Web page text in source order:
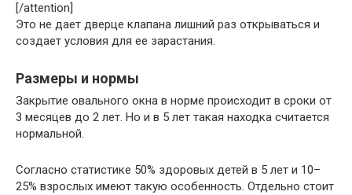
[/attention]
Это не дает дверце клапана лишний раз открываться и
создает условия для ее зарастания.
Размеры и нормы
Закрытие овального окна в норме происходит в сроки от
3 месяцев до 2 лет. Но и в 5 лет такая находка считается
нормальной.
Согласно статистике 50% здоровых детей в 5 лет и 10–
25% взрослых имеют такую особенность. Отдельно стоит